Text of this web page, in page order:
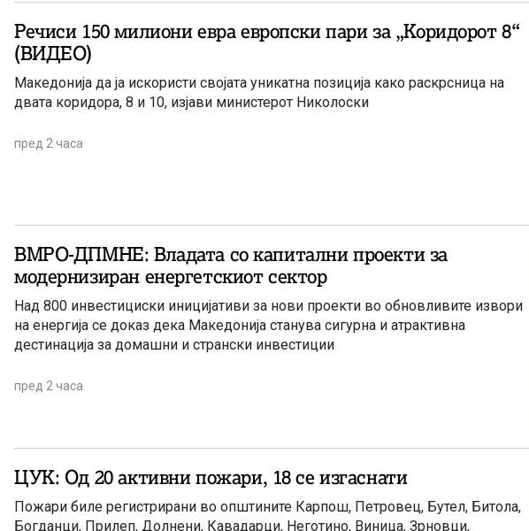
Речиси 150 милиони евра европски пари за „Коридорот 8“
(ВИДЕО)
Македонија да ја искористи својата уникатна позиција како раскрсница на
двата коридора, 8 и 10, изјави министерот Николоски
пред 2 часа
ВМРО-ДПМНЕ: Владата со капитални проекти за
модернизиран енергетскиот сектор
Над 800 инвестициски иницијативи за нови проекти во обновливите извори
на енергија се доказ дека Македонија станува сигурна и атрактивна
дестинација за домашни и странски инвестиции
пред 2 часа
ЦУК: Од 20 активни пожари, 18 се изгаснати
Пожари биле регистрирани во општините Карпош, Петровец, Бутел, Битола,
Богданци, Прилеп, Долнени, Кавадарци, Неготино, Виница, Зрновци,